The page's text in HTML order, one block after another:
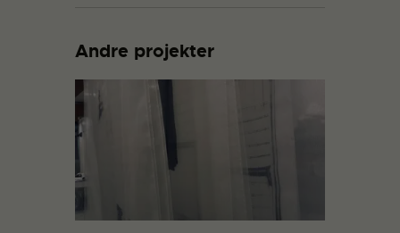
Andre projekter